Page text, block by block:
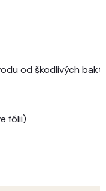
od škodlivých
fólii)